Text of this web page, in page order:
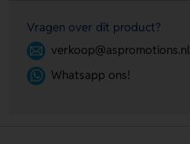
Vragen over dit product?
verkoop@aspromotions.nl
Whatsapp ons!